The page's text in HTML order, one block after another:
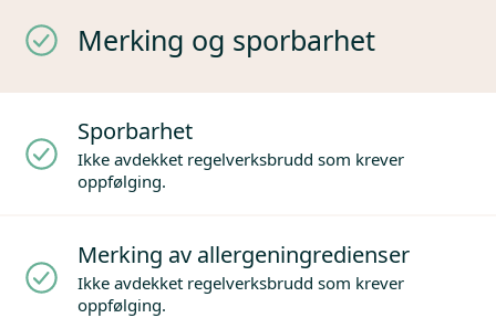
Merking og sporbarhet
Sporbarhet
Ikke avdekket regelverksbrudd som krever
oppfølging.
Merking av allergeningredienser
Ikke avdekket regelverksbrudd som krever
oppfølging.